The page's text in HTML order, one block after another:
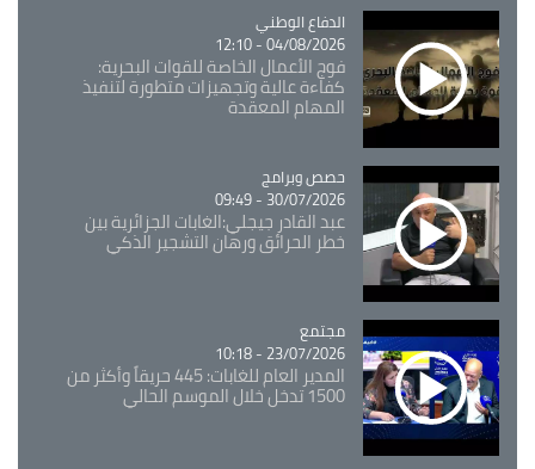
Catégorie
الدفاع الوطني
04/08/2026 - 12:10
فوج الأعمال الخاصة للقوات البحرية:
كفاءة عالية وتجهيزات متطورة لتنفيذ
المهام المعقدة
Catégorie
حصص وبرامج
30/07/2026 - 09:49
عبد القادر جيجلي:الغابات الجزائرية بين
خطر الحرائق ورهان التشجير الذكي
Catégorie
مجتمع
23/07/2026 - 10:18
المدير العام للغابات: 445 حريقاً وأكثر من
1500 تدخل خلال الموسم الحالي